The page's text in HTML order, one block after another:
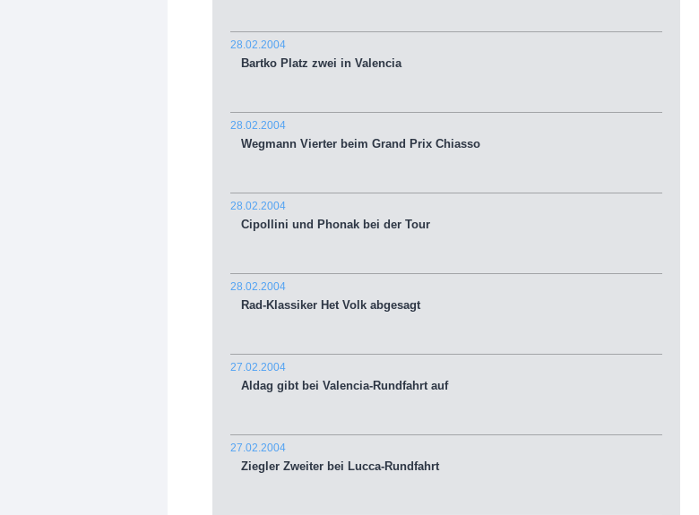
28.02.2004
Bartko Platz zwei in Valencia
28.02.2004
Wegmann Vierter beim Grand Prix Chiasso
28.02.2004
Cipollini und Phonak bei der Tour
28.02.2004
Rad-Klassiker Het Volk abgesagt
27.02.2004
Aldag gibt bei Valencia-Rundfahrt auf
27.02.2004
Ziegler Zweiter bei Lucca-Rundfahrt